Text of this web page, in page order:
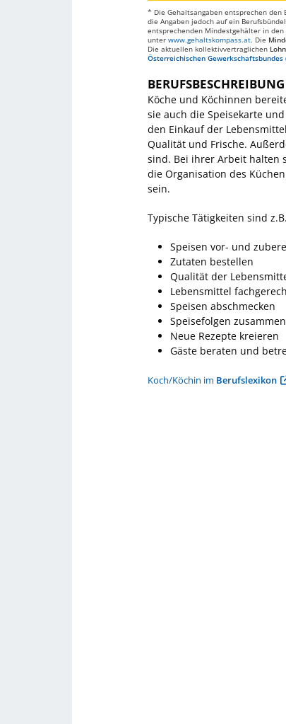
* Die Gehaltsangaben entsprechen
die Angaben jedoch auf ein
entsprechenden Mindestgehälter in
unter www.gehaltskompass.at. Die
Die aktuellen kollektivvertraglichen
Österreichischen Gewerkschaftsbundes
BERUFSBESCHREIBUNG
Köche und Köchinnen
sie auch die Speisekarte
den Einkauf der
Qualität und Frische.
sind. Bei ihrer Arbeit halten
die Organisation des
sein.
Typische Tätigkeiten sind
Speisen vor- und
Zutaten bestellen
Qualität der
Lebensmittel
Speisen abschmecken
Speisefolgen
Neue Rezepte kreieren
Gäste beraten und
Koch/Köchin im Berufslexikon